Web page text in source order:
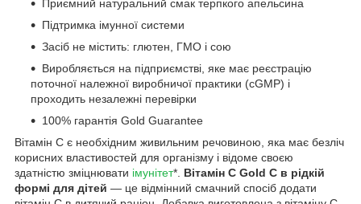
Приємний натуральний смак терпкого апельсина
Підтримка імунної системи
Засіб не містить: глютен, ГМО і сою
Виробляється на підприємстві, яке має реєстрацію
поточної належної виробничої практики (cGMP) і
проходить незалежні перевірки
100% гарантія Gold Guarantee
Вітамін С є необхідним живильним речовиною, яка має безліч
корисних властивостей для організму і відоме своєю
здатністю зміцнювати імунітет*. Вітамін C Gold C в рідкій
формі для дітей — це відмінний смачний спосіб додати